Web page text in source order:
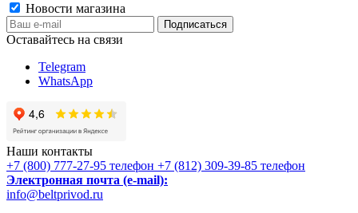
Новости магазина
Оставайтесь на связи
Telegram
WhatsApp
Наши контакты
+7 (800) 777-27-95 телефон +7 (812) 309-39-85 телефон
Электронная почта (e-mail):
info@beltprivod.ru